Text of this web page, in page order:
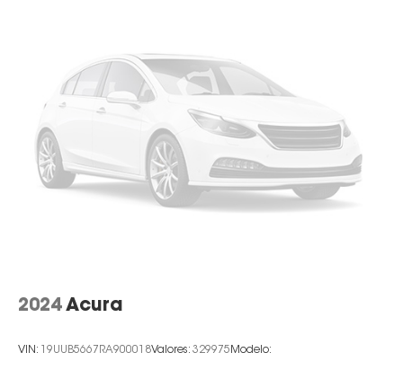
2024 Acura
VIN: 19UUB5667RA900018Valores: 329975 Modelo: